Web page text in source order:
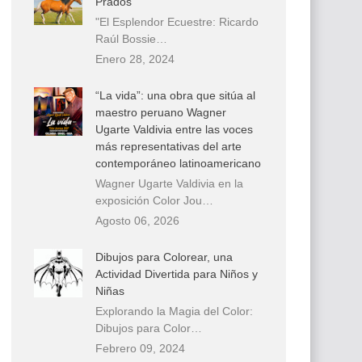
"El Esplendor Ecuestre: Ricardo
Raúl Bossie…
Enero 28, 2024
“La vida”: una obra que sitúa al
maestro peruano Wagner
Ugarte Valdivia entre las voces
más representativas del arte
contemporáneo latinoamericano
Wagner Ugarte Valdivia en la
exposición Color Jou…
Agosto 06, 2026
Dibujos para Colorear, una
Actividad Divertida para Niños y
Niñas
Explorando la Magia del Color:
Dibujos para Color…
Febrero 09, 2024